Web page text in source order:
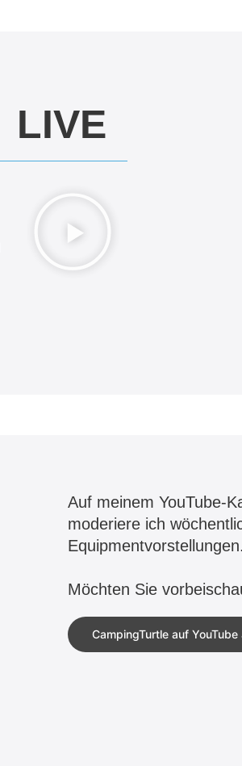
LIVE
Auf meinem YouTube-
moderiere ich
Möchten Sie
CampingTurtle auf YouTube